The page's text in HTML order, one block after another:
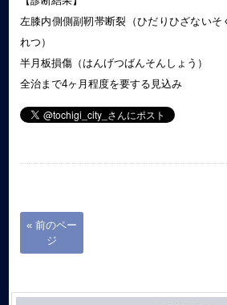
左膝内側側副靭帯断裂（ひだりひざないそ
れつ）
半月板損傷（はんげつばんそんしょう）
全治まで4ヶ月程度を要する見込み
« 前のペー
ジ